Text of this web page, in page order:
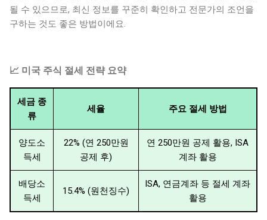
될 수 있으므로, 최신 정보를 꾸준히 확인하고 전문가의 조언을
구하는 것도 좋은 방법이에요.
📈 미국 주식 절세 전략 요약
세금 종
류
세율 주요 절세 방법
양도소
득세
22% (연 250만원
공제 후)
연 250만원 공제 활용, ISA
계좌 활용
배당소
득세
15.4% (원천징수)
ISA, 연금계좌 등 절세 계좌
활용